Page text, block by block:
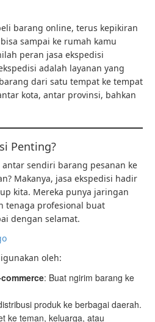
barang online, terus kepikiran
sampai ke rumah kamu
peran jasa ekspedisi
adalah layanan yang
dari satu tempat ke tempat
kota, antar provinsi, bahkan
Penting?
sendiri barang pesanan ke
Makanya, jasa ekspedisi hadir
kita. Mereka punya jaringan
tenaga profesional buat
dengan selamat.
oleh:
: Buat ngirim barang ke
produk ke berbagai daerah.
ke teman, keluarga, atau